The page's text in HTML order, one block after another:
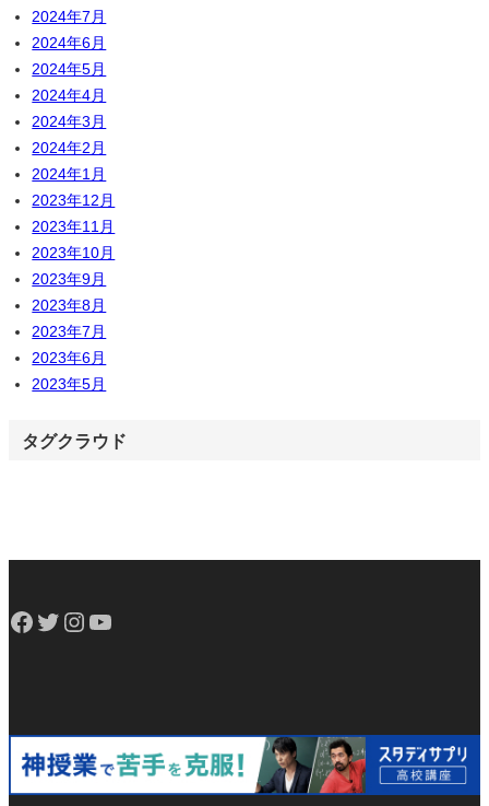
2024年7月
2024年6月
2024年5月
2024年4月
2024年3月
2024年2月
2024年1月
2023年12月
2023年11月
2023年10月
2023年9月
2023年8月
2023年7月
2023年6月
2023年5月
タグクラウド
Facebook Twitter Instagram YouTube